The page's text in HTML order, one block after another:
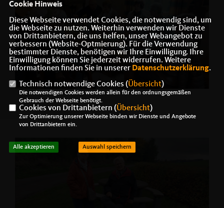
Cookie Hinweis
Diese Webseite verwendet Cookies, die notwendig sind, um
die Webseite zu nutzen. Weiterhin verwenden wir Dienste
von Drittanbietern, die uns helfen, unser Webangebot zu
verbessern (Website-Optmierung). Für die Verwendung
bestimmter Dienste, benötigen wir Ihre Einwilligung. Ihre
Einwilligung können Sie jederzeit widerrufen. Weitere
Informationen finden Sie in unserer Datenschutzerklärung.
Technisch notwendige Cookies (Übersicht)
Die notwendigen Cookies werden allein für den ordnungsgemäßen
Gebrauch der Webseite benötigt.
Cookies von Drittanbietern (Übersicht)
Zur Optimierung unserer Webseite binden wir Dienste und Angebote
von Drittanbietern ein.
Alle akzeptieren Auswahl speichern